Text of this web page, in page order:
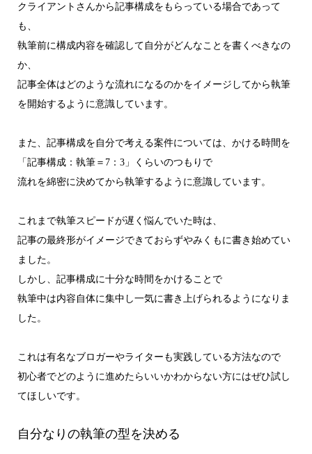
クライアントさんから記事構成をもらっている場合であって
も、
執筆前に構成内容を確認して自分がどんなことを書くべきなの
か、
記事全体はどのような流れになるのかをイメージしてから執筆
を開始するように意識しています。
また、記事構成を自分で考える案件については、かける時間を
「記事構成：執筆＝7：3」くらいのつもりで
流れを綿密に決めてから執筆するように意識しています。
これまで執筆スピードが遅く悩んでいた時は、
記事の最終形がイメージできておらずやみくもに書き始めてい
ました。
しかし、記事構成に十分な時間をかけることで
執筆中は内容自体に集中し一気に書き上げられるようになりま
した。
これは有名なブロガーやライターも実践している方法なので
初心者でどのように進めたらいいかわからない方にはぜひ試し
てほしいです。
自分なりの執筆の型を決める